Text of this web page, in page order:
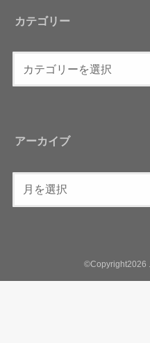
カテゴリー
アーカイブ
©Copyright2026